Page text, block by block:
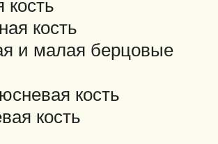
кость
кость
и малая берцовые
кость
кость